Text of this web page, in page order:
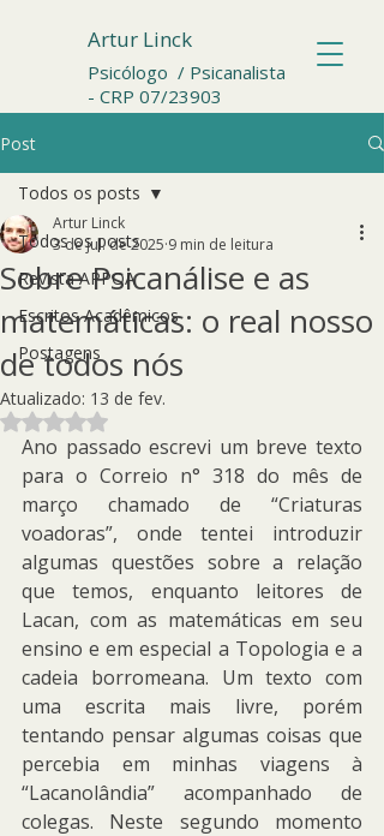
Artur Linck
Psicólogo / Psicanalista
- CRP 07/23903
Post
Todos os posts
Revista APPOA
Escritos Acadêmicos
Postagens
Todos os posts
Sobre Psicanálise e as
matemáticas: o real nosso
de todos nós
Artur Linck
3 de jul. de 2025 9 min de leitura
Atualizado: 13 de fev.
Avaliado com NaN de 5 estrelas.
Ano passado escrevi um breve texto
para o Correio n° 318 do mês de
março chamado de “Criaturas
voadoras”, onde tentei introduzir
algumas questões sobre a relação
que temos, enquanto leitores de
Lacan, com as matemáticas em seu
ensino e em especial a Topologia e a
cadeia borromeana. Um texto com
uma escrita mais livre, porém
tentando pensar algumas coisas que
percebia em minhas viagens à
“Lacanolândia” acompanhado de
colegas. Neste segundo momento